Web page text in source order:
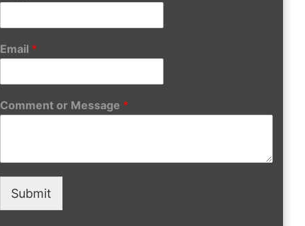
Email *
Comment or Message *
Submit